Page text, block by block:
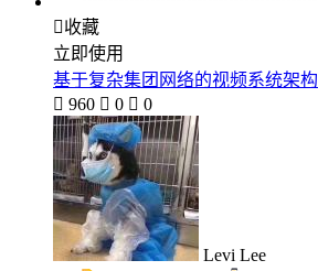
收藏
立即使用
基于复杂集团网络的视频系统架构
 960  0  0
Levi Lee